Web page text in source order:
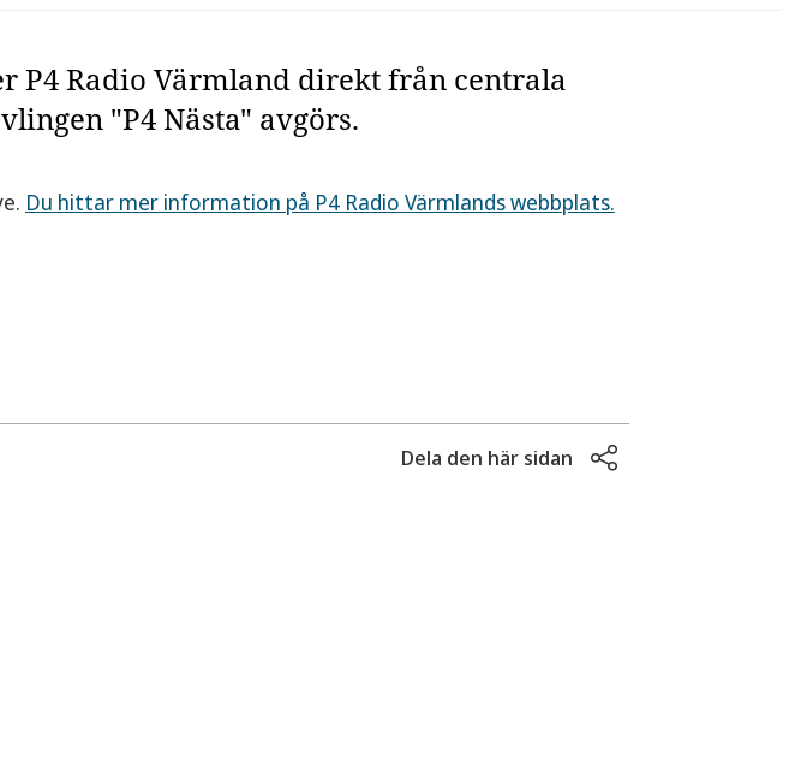
P4 Radio Värmland direkt från centrala
"P4 Nästa" avgörs.
Du hittar mer information på P4 Radio Värmlands webbplats.
Dela den här sidan